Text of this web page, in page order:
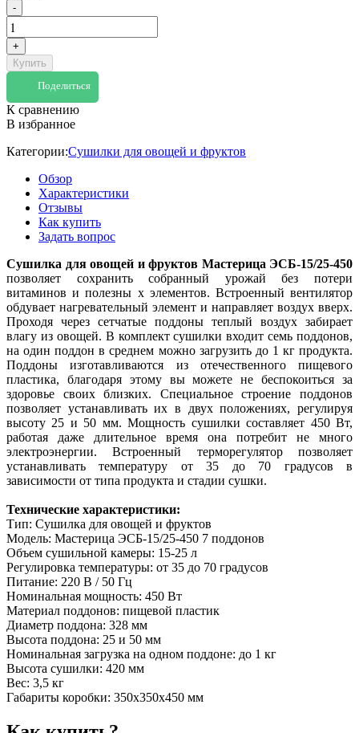
-
+
Купить
Поделиться
К сравнению
В избранное
Категории:Сушилки для овощей и фруктов
Обзор
Характеристики
Отзывы
Как купить
Задать вопрос
Сушилка для овощей и фруктов Мастерица ЭСБ-15/25-450
позволяет сохранить собранный урожай без потери
витаминов и полезны х элементов. Встроенный вентилятор
обдувает нагревательный элемент и направляет воздух вверх.
Проходя через сетчатые поддоны теплый воздух забирает
влагу из овощей. В комплект сушилки входит семь поддонов,
на один поддон в среднем можно загрузить до 1 кг продукта.
Поддоны изготавливаются из отечественного пищевого
пластика, благодаря этому вы можете не беспокоиться за
здоровье своих близких. Специальное строение поддонов
позволяет устанавливать их в двух положениях, регулируя
высоту 25 и 50 мм. Мощность сушилки составляет 450 Вт,
работая даже длительное время она потребит не много
электроэнергии. Встроенный терморегулятор позволяет
устанавливать температуру от 35 до 70 градусов в
зависимости от типа продукта и стадии сушки.
Технические характеристики:
Тип: Сушилка для овощей и фруктов
Модель: Мастерица ЭСБ-15/25-450 7 поддонов
Объем сушильной камеры: 15-25 л
Регулировка температуры: от 35 до 70 градусов
Питание: 220 В / 50 Гц
Номинальная мощность: 450 Вт
Материал поддонов: пищевой пластик
Диаметр поддона: 328 мм
Высота поддона: 25 и 50 мм
Номинальная загрузка на одном поддоне: до 1 кг
Высота сушилки: 420 мм
Вес: 3,5 кг
Габариты коробки: 350х350х450 мм